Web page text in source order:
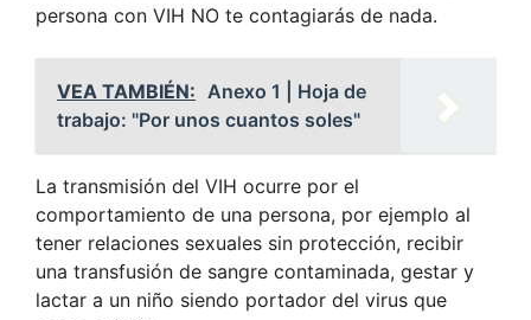
persona con VIH NO te contagiarás de nada.
VEA TAMBIÉN: Anexo 1 | Hoja de
trabajo: "Por unos cuantos soles"
La transmisión del VIH ocurre por el
comportamiento de una persona, por ejemplo al
tener relaciones sexuales sin protección, recibir
una transfusión de sangre contaminada, gestar y
lactar a un niño siendo portador del virus que